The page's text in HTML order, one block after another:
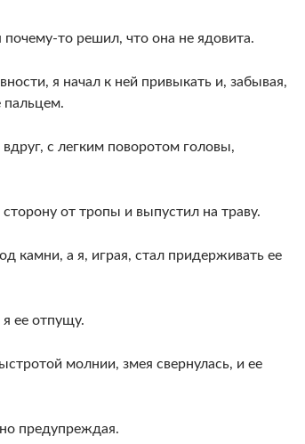
то решил, что она не ядовита.
я начал к ней привыкать и, забывая,
пальцем.
с легким пово­ротом головы,
от тропы и выпустил на траву.
камни, а я, иг­рая, стал придерживать ее
ее отпущу.
молнии, змея свернулась, и ее
предупреждая.